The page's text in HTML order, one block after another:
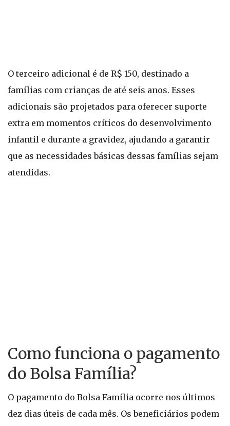
O terceiro adicional é de R$ 150, destinado a
famílias com crianças de até seis anos. Esses
adicionais são projetados para oferecer suporte
extra em momentos críticos do desenvolvimento
infantil e durante a gravidez, ajudando a garantir
que as necessidades básicas dessas famílias sejam
atendidas.
Como funciona o pagamento
do Bolsa Família?
O pagamento do Bolsa Família ocorre nos últimos
dez dias úteis de cada mês. Os beneficiários podem